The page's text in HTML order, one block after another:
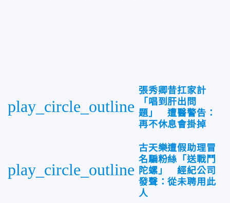
play_circle_outline
張秀卿昔扛家計
「唱到肝出問
題」 遭醫警告：
再不休息會掛掉
play_circle_outline
古天樂遭假助理冒
名騙粉絲「送戰鬥
陀螺」 經紀公司
發聲：從未聘用此
人